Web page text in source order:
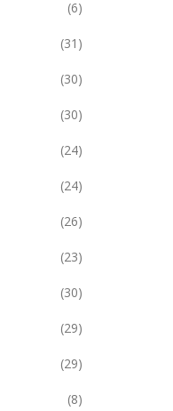
(6)
(31)
(30)
(30)
(24)
(24)
(26)
(23)
(30)
(29)
(29)
(8)